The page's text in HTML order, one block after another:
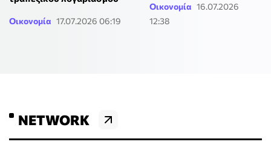
Οικονομία 17.07.2026 06:19
Οικονομία 16.07.2026
12:38
NETWORK